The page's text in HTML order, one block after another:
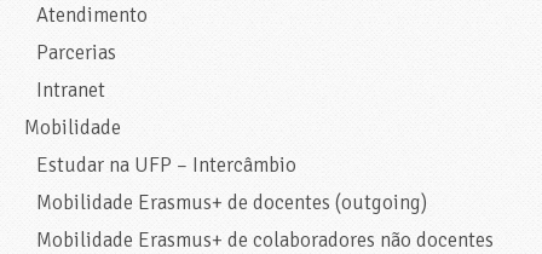
Atendimento
Parcerias
Intranet
Mobilidade
Estudar na UFP – Intercâmbio
Mobilidade Erasmus+ de docentes (outgoing)
Mobilidade Erasmus+ de colaboradores não docentes